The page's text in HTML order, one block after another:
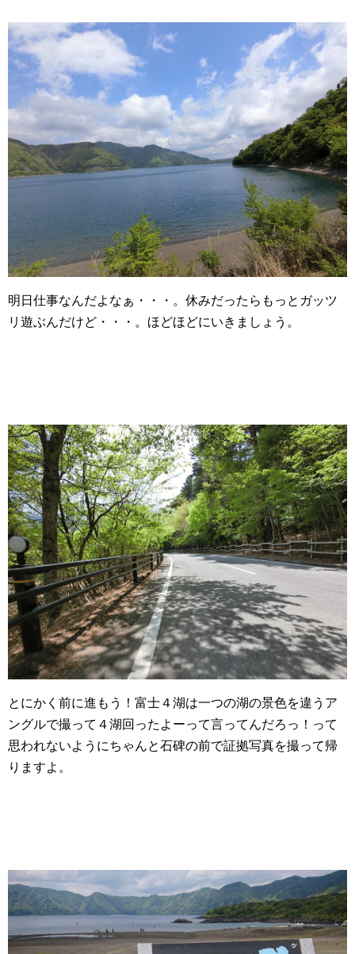
明日仕事なんだよなぁ・・・。休みだったらもっとガッツ
リ遊ぶんだけど・・・。ほどほどにいきましょう。
とにかく前に進もう！富士４湖は一つの湖の景色を違うア
ングルで撮って４湖回ったよーって言ってんだろっ！って
思われないようにちゃんと石碑の前で証拠写真を撮って帰
りますよ。